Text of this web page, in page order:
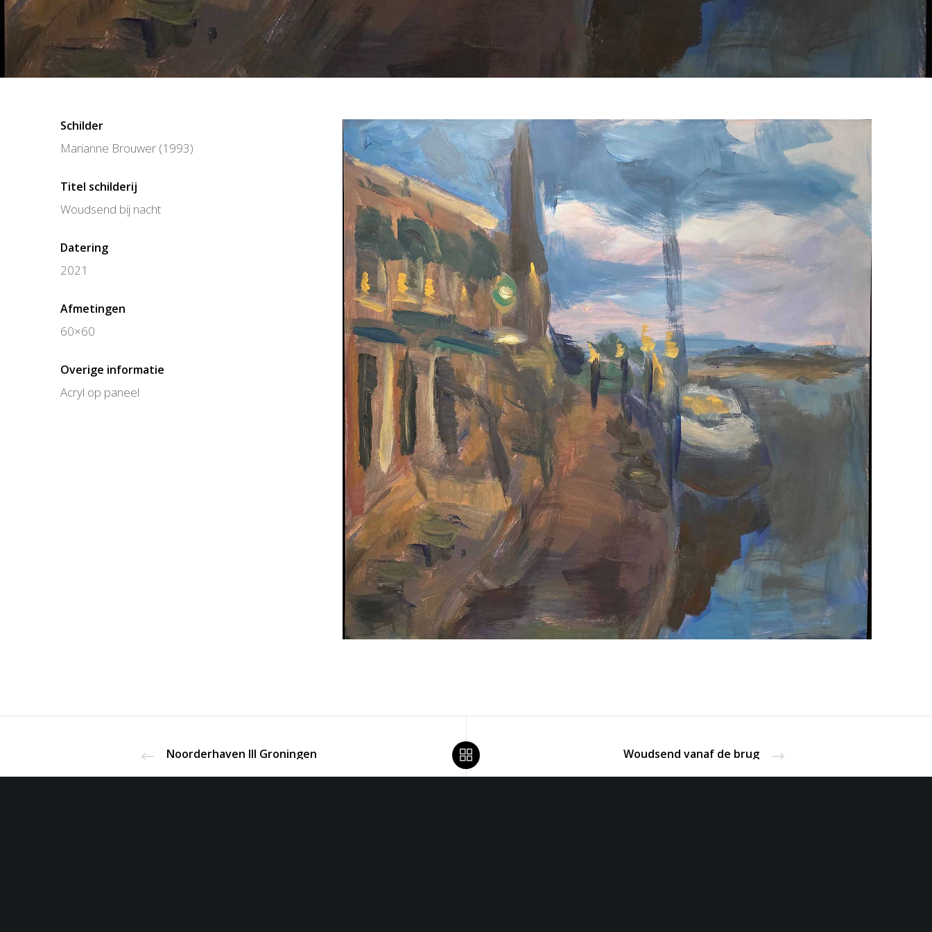
Schilder
Marianne Brouwer (1993)
Titel schilderij
Woudsend bij nacht
Datering
2021
Afmetingen
60×60
Overige informatie
Acryl op paneel
Noorderhaven III Groningen Woudsend vanaf de brug